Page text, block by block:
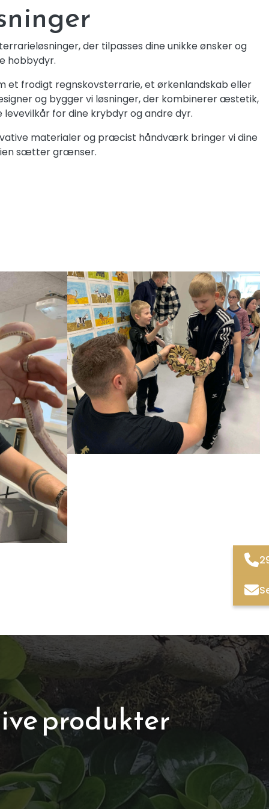
der tilpasses dine unikke ønsker og
hobbydyr.
et frodigt regnskovsterrarie, et ørkenlandskab eller
og bygger vi løsninger, der kombinerer æstetik,
for dine krybdyr og andre dyr.
materialer og præcist håndværk bringer vi dine
sætter grænser.
produkter